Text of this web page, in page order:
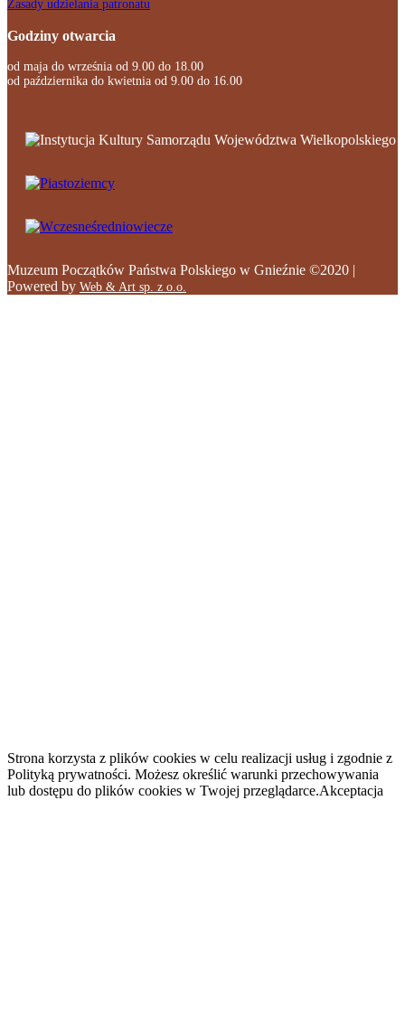
Zasady udzielania patronatu
Godziny otwarcia
od maja do września od 9.00 do 18.00
od października do kwietnia od 9.00 do 16.00
Muzeum Początków Państwa Polskiego w Gnieźnie ©2020 |
Powered by Web & Art sp. z o.o.
Strona korzysta z plików cookies w celu realizacji usług i zgodnie z
Polityką prywatności. Możesz określić warunki przechowywania
lub dostępu do plików cookies w Twojej przeglądarce.Akceptacja